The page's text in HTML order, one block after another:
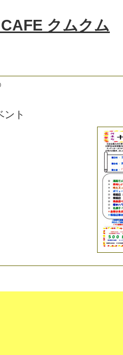
クムクム
ト